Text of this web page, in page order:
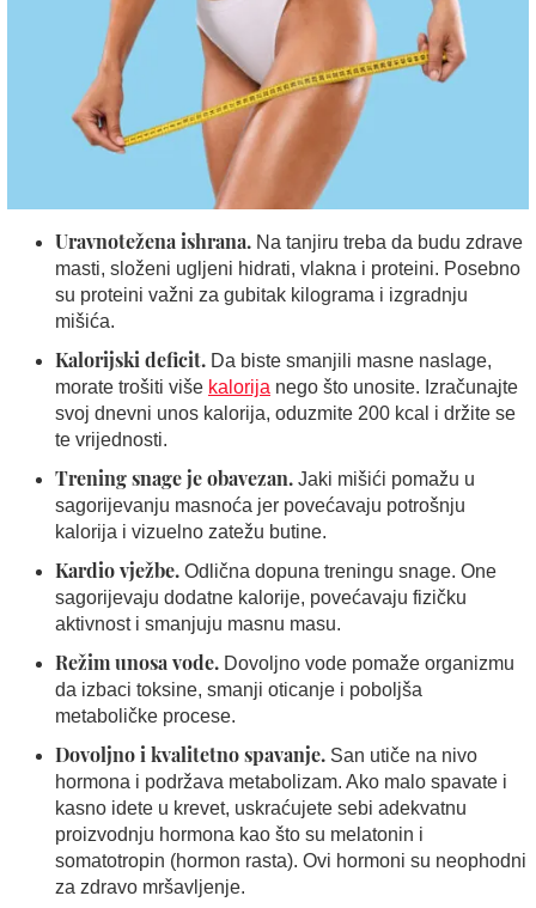
Uravnotežena ishrana. Na tanjiru treba da budu zdrave
masti, složeni ugljeni hidrati, vlakna i proteini. Posebno
su proteini važni za gubitak kilograma i izgradnju
mišića.
Kalorijski deficit. Da biste smanjili masne naslage,
morate trošiti više kalorija nego što unosite. Izračunajte
svoj dnevni unos kalorija, oduzmite 200 kcal i držite se
te vrijednosti.
Trening snage je obavezan. Jaki mišići pomažu u
sagorijevanju masnoća jer povećavaju potrošnju
kalorija i vizuelno zatežu butine.
Kardio vježbe. Odlična dopuna treningu snage. One
sagorijevaju dodatne kalorije, povećavaju fizičku
aktivnost i smanjuju masnu masu.
Režim unosa vode. Dovoljno vode pomaže organizmu
da izbaci toksine, smanji oticanje i poboljša
metaboličke procese.
Dovoljno i kvalitetno spavanje. San utiče na nivo
hormona i podržava metabolizam. Ako malo spavate i
kasno idete u krevet, uskraćujete sebi adekvatnu
proizvodnju hormona kao što su melatonin i
somatotropin (hormon rasta). Ovi hormoni su neophodni
za zdravo mršavljenje.